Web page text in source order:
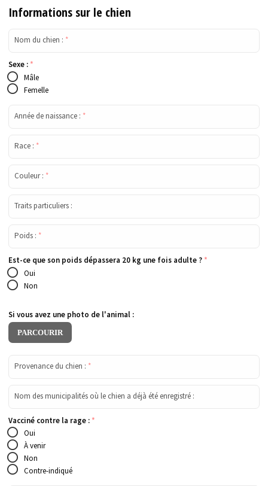
Informations sur le chien
Nom du chien : *
Sexe : *
Mâle
Femelle
Année de naissance : *
Race : *
Couleur : *
Traits particuliers :
Poids : *
Est-ce que son poids dépassera 20 kg une fois adulte ? *
Oui
Non
Si vous avez une photo de l'animal :
PARCOURIR
Provenance du chien : *
Nom des municipalités où le chien a déjà été enregistré :
Vacciné contre la rage : *
Oui
À venir
Non
Contre-indiqué